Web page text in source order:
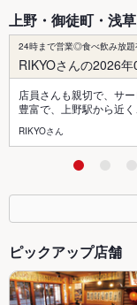
上野・御徒町・浅
24時まで営業◎食べ飲み放
RIKYOさんの2026
店員さんも親切で、サ
豊富で、上野駅から近
RIKYOさん
ピックアップ店舗